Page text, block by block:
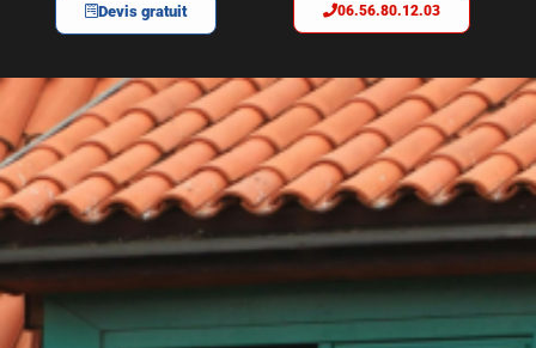
Devis gratuit 06.56.80.12.03